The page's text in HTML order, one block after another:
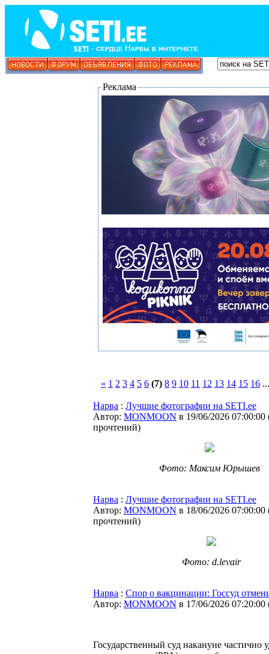
Реклама
« 1 2 3 4 5 6 (7) 8 9 10 11 12 13 14 15 16
Нарва : Лучшие фотографии на SETI.ee
Автор: MONMOON в 19/06/2026 07:00:00
прочтений)
Фото: Максим Юрышев
Нарва : Лучшие фотографии на SETI.ee
Автор: MONMOON в 18/06/2026 07:00:00
прочтений)
Фото: d.levair
Нарва : Спор о вакцинации: Госсуд
Автор: MONMOON в 17/06/2026 07:20:00
Государственный суд накануне